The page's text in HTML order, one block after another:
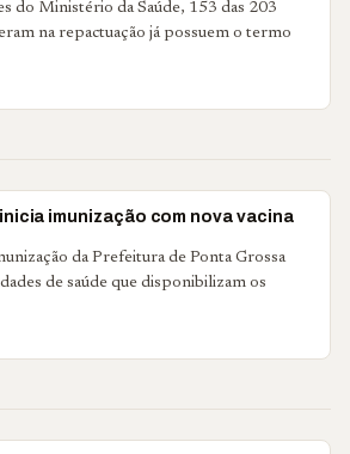
do Ministério da Saúde, 153 das 203
na repactuação já possuem o termo
imunização com nova vacina
da Prefeitura de Ponta Grossa
de saúde que disponibilizam os